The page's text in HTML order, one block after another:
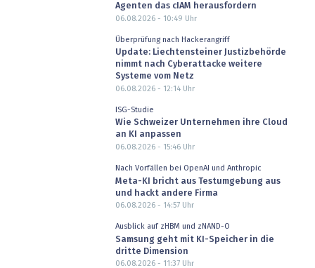
Agenten das cIAM herausfordern
06.08.2026 - 10:49 Uhr
Überprüfung nach Hackerangriff
Update: Liechtensteiner Justizbehörde
nimmt nach Cyberattacke weitere
Systeme vom Netz
06.08.2026 - 12:14Uhr
ISG-Studie
Wie Schweizer Unternehmen ihre Cloud
an KI anpassen
06.08.2026 - 15:46Uhr
Nach Vorfällen bei OpenAI und Anthropic
Meta-KI bricht aus Testumgebung aus
und hackt andere Firma
06.08.2026 - 14:57Uhr
Ausblick auf zHBM und zNAND-O
Samsung geht mit KI-Speicher in die
dritte Dimension
06.08.2026 - 11:37Uhr